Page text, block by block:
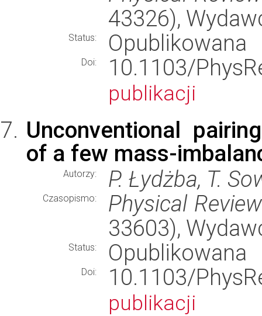
43326),
Status: Opublikowana
Doi: 10.1103/
publikacji
Unconventional
of a few mass-
Autorzy: P. Łydżba, T.
Czasopismo:
Physical
33603),
Status: Opublikowana
Doi: 10.1103/
publikacji